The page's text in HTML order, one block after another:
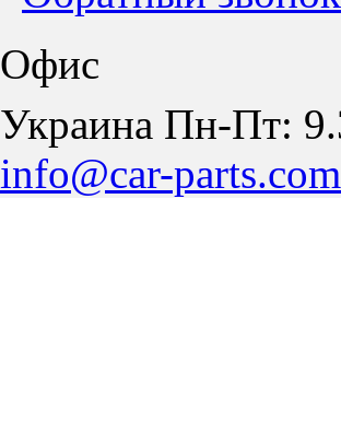
Офис
Украина Пн-Пт:
info@car-